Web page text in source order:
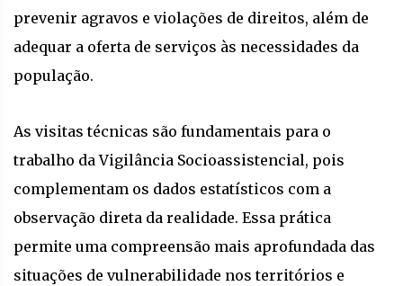
prevenir agravos e violações de direitos, além de
adequar a oferta de serviços às necessidades da
população.
As visitas técnicas são fundamentais para o
trabalho da Vigilância Socioassistencial, pois
complementam os dados estatísticos com a
observação direta da realidade. Essa prática
permite uma compreensão mais aprofundada das
situações de vulnerabilidade nos territórios e